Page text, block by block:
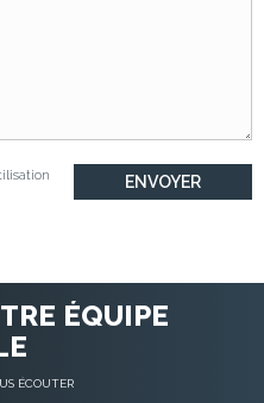
ÉQUIPE
ÉCOUTER